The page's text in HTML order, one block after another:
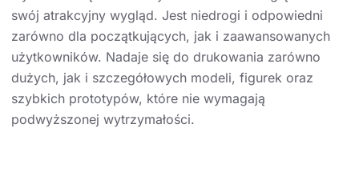
swój atrakcyjny wygląd. Jest niedrogi i odpowiedni
zarówno dla początkujących, jak i zaawansowanych
użytkowników. Nadaje się do drukowania zarówno
dużych, jak i szczegółowych modeli, figurek oraz
szybkich prototypów, które nie wymagają
podwyższonej wytrzymałości.